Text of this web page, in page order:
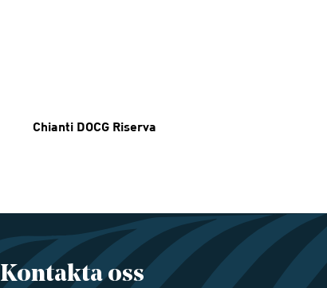
Chianti DOCG Riserva
Kontakta oss